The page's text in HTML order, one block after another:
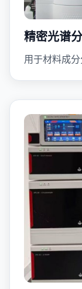
精密光谱
用于材料成